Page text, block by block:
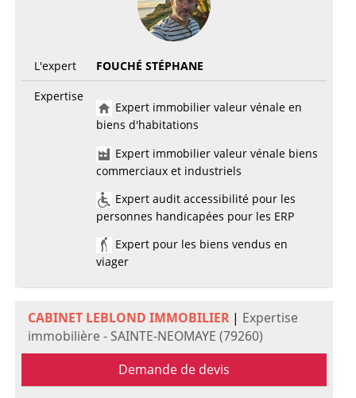
L'expert
FOUCHÉ STÉPHANE
Expertise
Expert immobilier valeur vénale en
biens d'habitations
Expert immobilier valeur vénale biens
commerciaux et industriels
Expert audit accessibilité pour les
personnes handicapées pour les ERP
Expert pour les biens vendus en
viager
CABINET LEBLOND IMMOBILIER| Expertise
immobilière - SAINTE-NEOMAYE (79260)
Demande de devis